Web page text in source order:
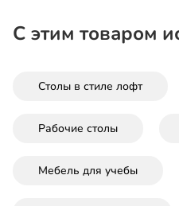
С этим товаром
Столы в стиле лофт
Рабочие столы
Мебель для учебы